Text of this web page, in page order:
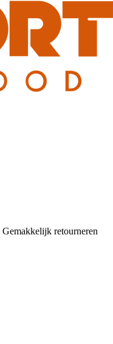
Gemakkelijk retourneren